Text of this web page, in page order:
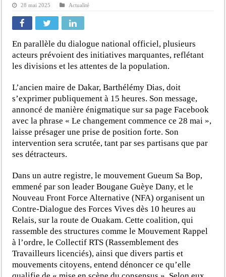
28 mai 2025 Actualité
En parallèle du dialogue national officiel, plusieurs
acteurs prévoient des initiatives marquantes, reflétant
les divisions et les attentes de la population.
L’ancien maire de Dakar, Barthélémy Dias, doit
s’exprimer publiquement à 15 heures. Son message,
annoncé de manière énigmatique sur sa page Facebook
avec la phrase « Le changement commence ce 28 mai »,
laisse présager une prise de position forte. Son
intervention sera scrutée, tant par ses partisans que par
ses détracteurs.
Dans un autre registre, le mouvement Gueum Sa Bop,
emmené par son leader Bougane Guèye Dany, et le
Nouveau Front Force Alternative (NFA) organisent un
Contre-Dialogue des Forces Vives dès 10 heures au
Relais, sur la route de Ouakam. Cette coalition, qui
rassemble des structures comme le Mouvement Rappel
à l’ordre, le Collectif RTS (Rassemblement des
Travailleurs licenciés), ainsi que divers partis et
mouvements citoyens, entend dénoncer ce qu’elle